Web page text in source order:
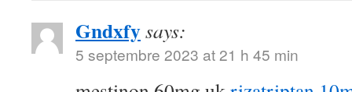
Gndxfysays:
5 septembre 2023 at 21 h 45 min